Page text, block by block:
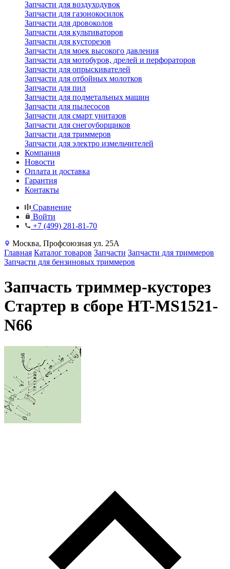
Запчасти для воздуходувок
Запчасти для газонокосилок
Запчасти для дровоколов
Запчасти для культиваторов
Запчасти для кусторезов
Запчасти для моек высокого давления
Запчасти для мотобуров, дрелей и перфораторов
Запчасти для опрыскивателей
Запчасти для отбойных молотков
Запчасти для пил
Запчасти для подметальных машин
Запчасти для пылесосов
Запчасти для смарт унитазов
Запчасти для снегоуборщиков
Запчасти для триммеров
Запчасти для электро измельчителей
Компания
Новости
Оплата и доставка
Гарантия
Контакты
Сравнение
Войти
+7 (499) 281-81-70
Москва, Профсоюзная ул. 25А
Главная Каталог товаров Запчасти Запчасти для триммеров
Запчасти для бензиновых триммеров
Запчасть триммер-кусторез
Стартер в сборе HT-MS1521-
N66